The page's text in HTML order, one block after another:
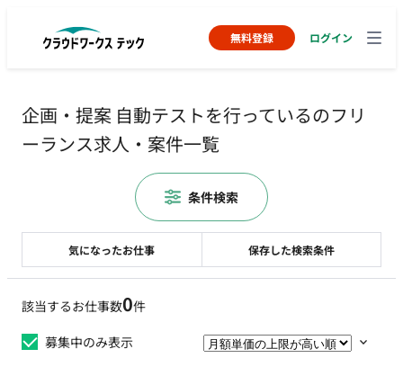
無料登録 ログイン
企画・提案 自動テストを行っているのフリ
ーランス求人・案件一覧
該当するお仕事数0件
募集中のみ表示
気になったお仕事 保存した検索条件
条件検索